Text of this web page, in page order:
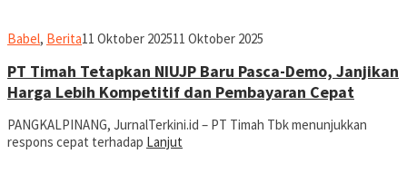
Babel, Beritajurnal
11 Oktober 202511 Oktober 2025
PT Timah Tetapkan NIUJP Baru Pasca-Demo, Janjikan
Harga Lebih Kompetitif dan Pembayaran Cepat
PANGKALPINANG, JurnalTerkini.id – PT Timah Tbk menunjukkan
respons cepat terhadap Lanjut